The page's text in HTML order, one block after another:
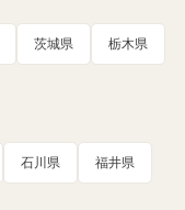
茨城県 栃木県
石川県 福井県